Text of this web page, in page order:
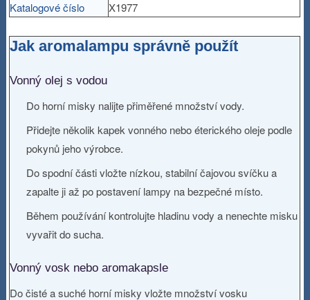
Katalogové číslo X1977
Jak aromalampu správně použít
Vonný olej s vodou
Do horní misky nalijte přiměřené množství vody.
Přidejte několik kapek vonného nebo éterického oleje podle
pokynů jeho výrobce.
Do spodní části vložte nízkou, stabilní čajovou svíčku a
zapalte ji až po postavení lampy na bezpečné místo.
Během používání kontrolujte hladinu vody a nenechte misku
vyvařit do sucha.
Vonný vosk nebo aromakapsle
Do čisté a suché horní misky vložte množství vosku